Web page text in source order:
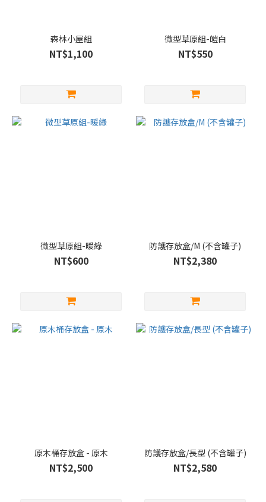
森林小屋組
NT$1,100
微型草原組-皚白
NT$550
微型草原組-暖綠
NT$600
防護存放盒/M (不含罐子)
NT$2,380
原木桶存放盒 - 原木
NT$2,500
防護存放盒/長型 (不含罐子)
NT$2,580